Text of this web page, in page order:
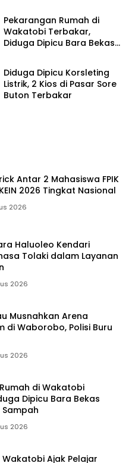
Pekarangan Rumah di
Wakatobi Terbakar,
Diduga Dipicu Bara Bekas
Berita
Diduga Dipicu Korsleting
Listrik, 2 Kios di Pasar Sore
Buton Terbakar
Antar 2 Mahasiswa FPIK
2026 Tingkat Nasional
2026
Haluoleo Kendari
Tolaki dalam Layanan
2026
Musnahkan Arena
di Waborobo, Polisi Buru
2026
di Wakatobi
Dipicu Bara Bekas
2026
Wakatobi Ajak Pelajar